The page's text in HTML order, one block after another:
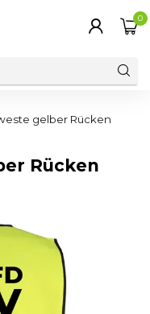
0
gelber Rücken
Rücken